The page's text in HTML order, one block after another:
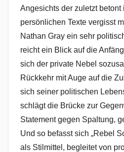
Angesichts der zuletzt betont
persönlichen Texte vergisst
Nathan Gray ein sehr
reicht ein Blick auf die
sich der private Nebel
Rückkehr mit Auge auf die
sich seiner politischen
schlägt die Brücke zur
Statement gegen Spaltung,
Und so befasst sich „Rebel
als Stilmittel, begleitet von